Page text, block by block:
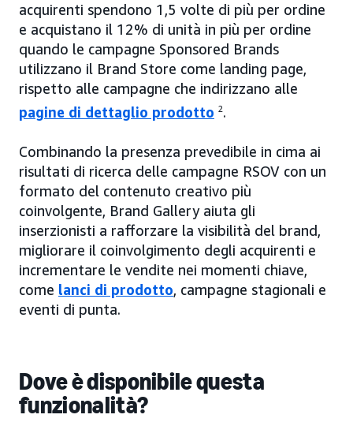
acquirenti spendono 1,5 volte di più per ordine
e acquistano il 12% di unità in più per ordine
quando le campagne Sponsored Brands
utilizzano il Brand Store come landing page,
rispetto alle campagne che indirizzano alle
pagine di dettaglio prodotto 2.
Combinando la presenza prevedibile in cima ai
risultati di ricerca delle campagne RSOV con un
formato del contenuto creativo più
coinvolgente, Brand Gallery aiuta gli
inserzionisti a rafforzare la visibilità del brand,
migliorare il coinvolgimento degli acquirenti e
incrementare le vendite nei momenti chiave,
come lanci di prodotto, campagne stagionali e
eventi di punta.
Dove è disponibile questa
funzionalità?